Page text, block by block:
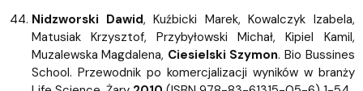
Nidzworski Dawid, Kuźbicki Marek, Kowalczyk Izabela,
Matusiak Krzysztof, Przybyłowski Michał, Kipiel Kamil,
Muzalewska Magdalena, Ciesielski Szymon. Bio Bussines
School. Przewodnik po komercjalizacji wyników w branży